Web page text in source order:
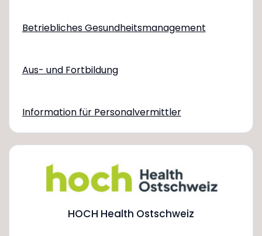
Betriebliches Gesundheitsmanagement
Aus- und Fortbildung
Information für Personalvermittler
HOCH Health Ostschweiz